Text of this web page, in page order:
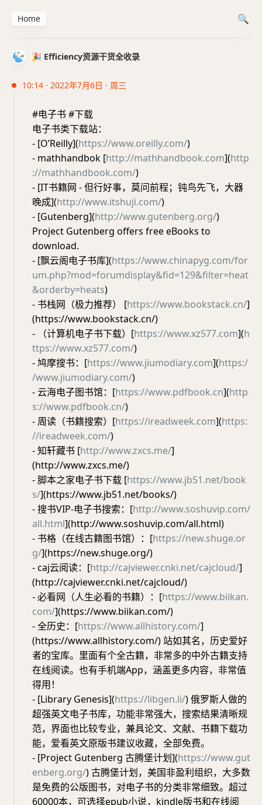
🎉 Efficiency资源干货全收录
10:14 · 2022年7月6日 · 周三
#电子书 #下载
电子书类下载站：
- [O’Reilly](https://www.oreilly.com/)
- mathhandbok [http://mathhandbook.com](http
://mathhandbook.com/)
- [IT书籍网 - 但行好事，莫问前程；钝鸟先飞，大器
晚成](http://www.itshuji.com/)
- [Gutenberg](http://www.gutenberg.org/)
Project Gutenberg offers free eBooks to
download.
- [飘云阁电子书库](https://www.chinapyg.com/for
um.php?mod=forumdisplay&fid=129&filter=heat
&orderby=heats)
- 书栈网（极力推荐） [https://www.bookstack.cn/]
(https://www.bookstack.cn/)
- （计算机电子书下载）[https://www.xz577.com](h
ttps://www.xz577.com/)
- 鸠摩搜书：[https://www.jiumodiary.com](https:/
/www.jiumodiary.com/)
- 云海电子图书馆：[https://www.pdfbook.cn](http
s://www.pdfbook.cn/)
- 周读（书籍搜索）[https://ireadweek.com](https:
//ireadweek.com/)
- 知轩藏书 [http://www.zxcs.me/]
(http://www.zxcs.me/)
- 脚本之家电子书下载 [https://www.jb51.net/book
s/](https://www.jb51.net/books/)
- 搜书VIP-电子书搜索：[http://www.soshuvip.com/
all.html](http://www.soshuvip.com/all.html)
- 书格（在线古籍图书馆）：[https://new.shuge.or
g/](https://new.shuge.org/)
- caj云阅读：[http://cajviewer.cnki.net/cajcloud/]
(http://cajviewer.cnki.net/cajcloud/)
- 必看网（人生必看的书籍）：[https://www.biikan.
com/](https://www.biikan.com/)
- 全历史：[https://www.allhistory.com/]
(https://www.allhistory.com/) 站如其名，历史爱好
者的宝库。里面有个全古籍，非常多的中外古籍支持
在线阅读。也有手机端App，涵盖更多内容，非常值
得用！
- [Library Genesis](https://libgen.li/) 俄罗斯人做的
超强英文电子书库，功能非常强大，搜索结果清晰规
范，界面也比较专业，兼具论文、文献、书籍下载功
能，爱看英文原版书建议收藏，全部免费。
- [Project Gutenberg 古腾堡计划](https://www.gut
enberg.org/) 古腾堡计划，美国非盈利组织，大多数
是免费的公版图书，对电子书的分类非常细致。超过
60000本，可选择epub小说，kindle版书和在线阅
Home